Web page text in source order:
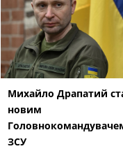
Михайло Драпатий
новим
ЗСУ